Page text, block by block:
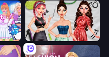
College Sport Team Makeover Brat Girl Summer